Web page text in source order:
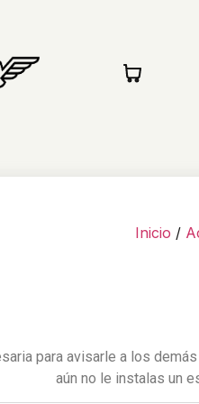
Inicio /
para avisarle a los
aún no le instalas un